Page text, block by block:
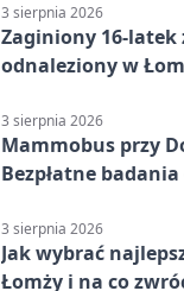
3 sierpnia 2026
Zaginiony 16-latek
odnaleziony w
3 sierpnia 2026
Mammobus przy
Bezpłatne
3 sierpnia 2026
Jak wybrać
Łomży i na co